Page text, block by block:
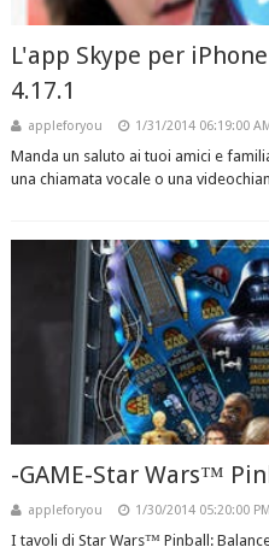
L'app Skype per
4.17.1
appleforyou 1/31/2014 06:19:00
Manda un saluto ai tuoi amici e
una chiamata vocale o una
-GAME-Star Wars™
appleforyou 1/30/2014 05:20:00 PM
I tavoli di Star Wars™ Pinball: